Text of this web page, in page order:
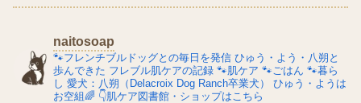
naitosoap
🐾フレンチブルドッグとの毎日を発信 ひゅう・よう・八朔と
歩んできた フレブル肌ケアの記録 🐾肌ケア 🐾ごはん 🐾暮ら
し 愛犬：八朔（Delacroix Dog Ranch卒業犬）
ひゅう・ようは
お空組🌈 👇肌ケア図書館・ショップはこちら